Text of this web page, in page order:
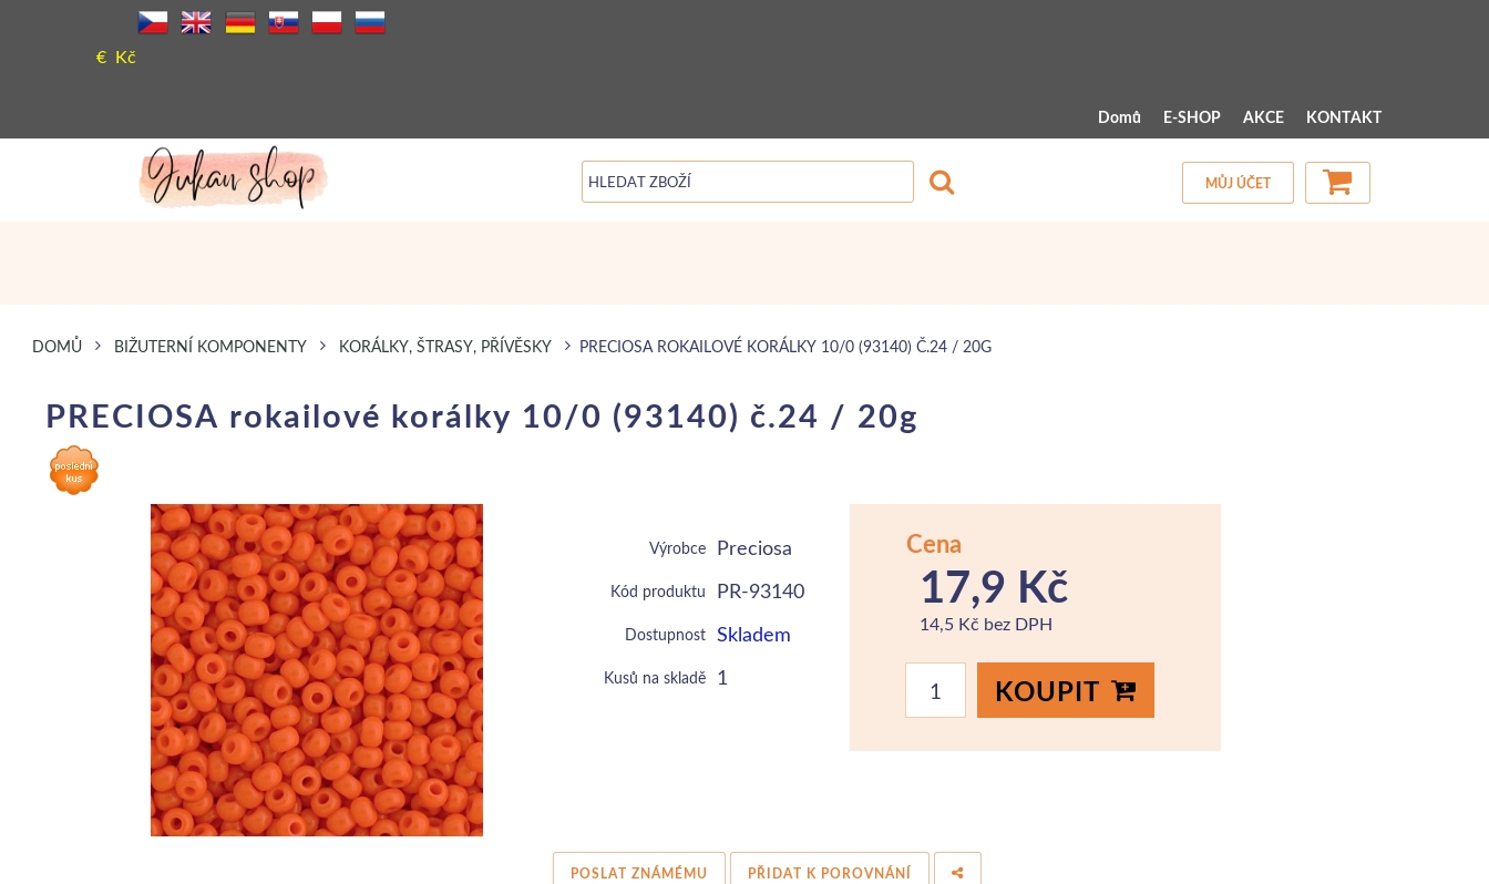
€ Kč
Domů E-SHOP AKCE KONTAKT
MŮJ ÚČET
DOMŮ BIŽUTERNÍ KOMPONENTY KORÁLKY, ŠTRASY, PŘÍVĚSKY PRECIOSA ROKAILOVÉ KORÁLKY 10/0 (93140) Č.24 / 20G
PRECIOSA rokailové korálky 10/0 (93140) č.24 / 20g
Výrobce Preciosa
Kód produktu PR-93140
Dostupnost Skladem
Kusů na skladě 1
Cena
17,9 Kč
14,5 Kč bez DPH
KOUPIT
POSLAT ZNÁMÉMU PŘIDAT K POROVNÁNÍ